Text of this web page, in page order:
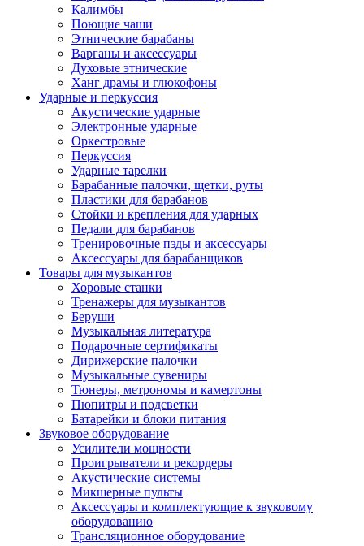
Калимбы
Поющие чаши
Этнические барабаны
Варганы и аксессуары
Духовые этнические
Ханг драмы и глюкофоны
Ударные и перкуссия
Акустические ударные
Электронные ударные
Оркестровые
Перкуссия
Ударные тарелки
Барабанные палочки, щетки, руты
Пластики для барабанов
Стойки и крепления для ударных
Педали для барабанов
Тренировочные пэды и аксессуары
Аксессуары для барабанщиков
Товары для музыкантов
Хоровые станки
Тренажеры для музыкантов
Беруши
Музыкальная литература
Подарочные сертификаты
Дирижерские палочки
Музыкальные сувениры
Тюнеры, метрономы и камертоны
Пюпитры и подсветки
Батарейки и блоки питания
Звуковое оборудование
Усилители мощности
Проигрыватели и рекордеры
Акустические системы
Микшерные пульты
Аксессуары и комплектующие к звуковому
оборудованию
Трансляционное оборудование